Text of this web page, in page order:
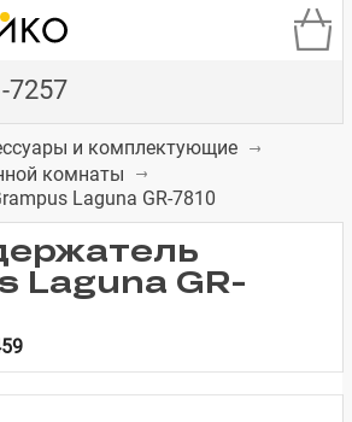
7257
Сиденья для
Полки в ванную
и комплектующие
комнаты
Laguna GR-7810
Laguna GR-